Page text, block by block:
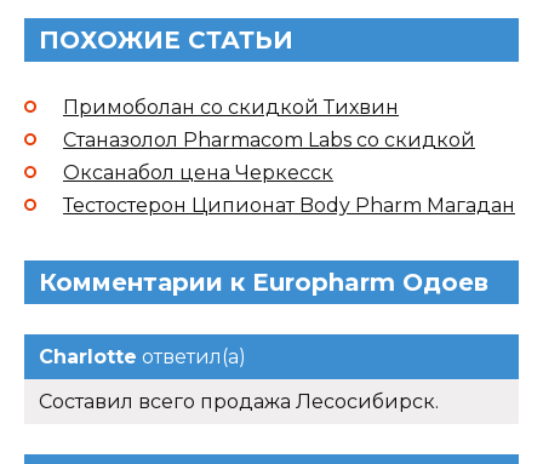
ПОХОЖИЕ СТАТЬИ
Примоболан со скидкой Тихвин
Станазолол Pharmacom Labs со скидкой
Оксанабол цена Черкесск
Тестостерон Ципионат Body Pharm Магадан
Комментарии к Europharm Одоев
Charlotte ответил(а)
Составил всего продажа Лесосибирск.